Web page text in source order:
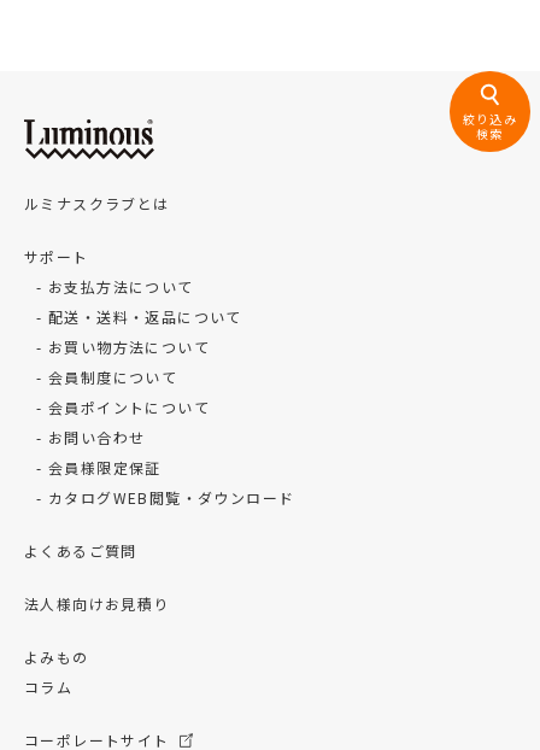
絞り込み
検索
ルミナスクラブとは
サポート
お支払方法について
配送・送料・返品について
お買い物方法について
会員制度について
会員ポイントについて
お問い合わせ
会員様限定保証
カタログWEB閲覧・ダウンロード
よくあるご質問
法人様向けお見積り
よみもの
コラム
コーポレートサイト